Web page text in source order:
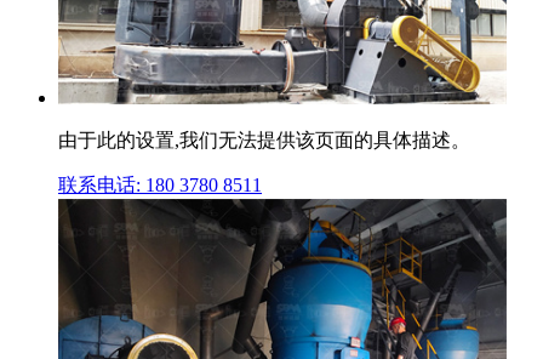
由于此的设置,我们无法提供该页面的具体描述。
联系电话: 180 3780 8511